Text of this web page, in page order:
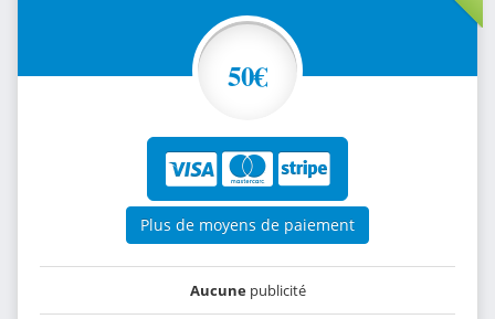
50€
Plus de moyens de paiement
Aucunepublicité